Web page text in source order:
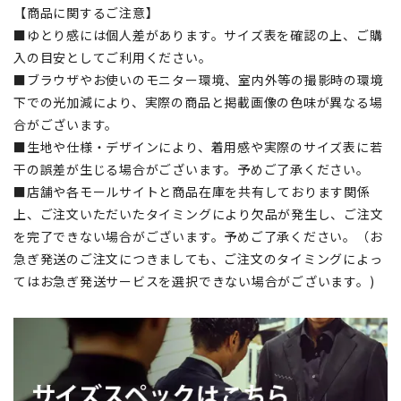
【商品に関するご注意】
■ゆとり感には個人差があります。サイズ表を確認の上、ご購
入の目安としてご利用ください。
■ブラウザやお使いのモニター環境、室内外等の撮影時の環境
下での光加減により、実際の商品と掲載画像の色味が異なる場
合がございます。
■生地や仕様・デザインにより、着用感や実際のサイズ表に若
干の誤差が生じる場合がございます。予めご了承ください。
■店舗や各モールサイトと商品在庫を共有しております関係
上、ご注文いただいたタイミングにより欠品が発生し、ご注文
を完了できない場合がございます。予めご了承ください。（お
急ぎ発送のご注文につきましても、ご注文のタイミングによっ
てはお急ぎ発送サービスを選択できない場合がございます。)